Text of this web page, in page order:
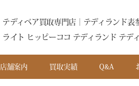
テディベア買取専門店｜テディランド
ライト ヒッピーココ テディランド テデ
店舗案内 買取実績 Q&A